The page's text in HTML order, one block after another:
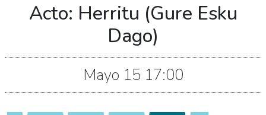
Esku
2026-
Acto: Herritu (Gure Esku
Dago)
Mayo 15 17:00